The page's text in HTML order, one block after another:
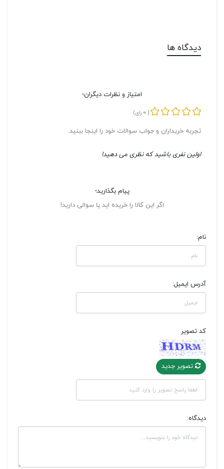
دیدگاه ها
امتیاز و نظرات دیگران؛
(
0 رای)
تجربه خریداران و جواب سوالات خود را اینجا ببنید.
اولین نفری باشید که نظری می دهید!
پیام بگذارید؛
اگر این کالا را خریده اید یا سوالی دارید!
نام:
آدرس ایمیل:
کد تصویر
تصویر جدید
دیدگاه: